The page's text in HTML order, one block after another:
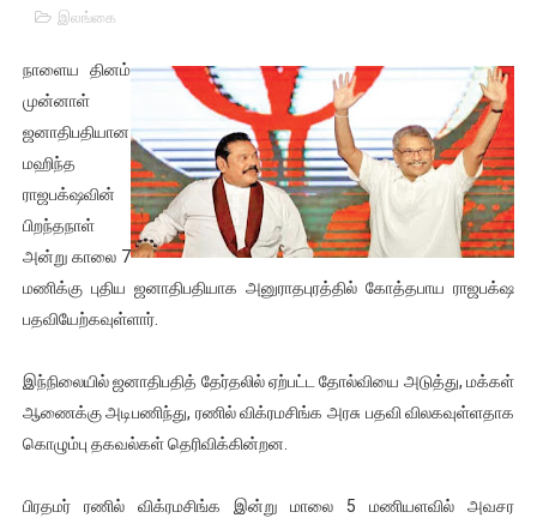
வர்ராரு...வர்ராரு... அண்ணாத்த : ரஜினிக்காக இலங்கை
கைது செய்யப்பட்ட இளைஞன் உயிரிழப்பு - கொதித்தெழுந்த
தடுப்பூசியை பெற்றுக் கொள்ளக் கூடிய இடங்கள்...
சிறுமியை பாலியல் வன்கொடுமை செய்த முதியவருக்கு
பிரபல நடிகை தூக்கிட்டு தற்கொலை!
தியாகதீபம் லெப்.கேணல் திலீபன், கேணல் சங்கர் ஆகியோரின்
இலங்கை
நாளைய தினம்
முன்னாள்
ஜனாதிபதியான
மஹிந்த
ராஜபக்‌ஷவின்
பிறந்தநாள்
அன்று காலை 7
மணிக்கு புதிய ஜனாதிபதியாக அனுராதபுரத்தில் கோத்தபாய ராஜபக்‌ஷ
பதவியேற்கவுள்ளார்.
இந்நிலையில் ஜனாதிபதித் தேர்தலில் ஏற்பட்ட தோல்வியை அடுத்து, மக்கள்
ஆணைக்கு அடிபணிந்து, ரணில் விக்ரமசிங்க அரசு பதவி விலகவுள்ளதாக
கொழும்பு தகவல்கள் தெரிவிக்கின்றன.
பிரதமர் ரணில் விக்ரமசிங்க இன்று மாலை 5 மணியளவில் அவசர